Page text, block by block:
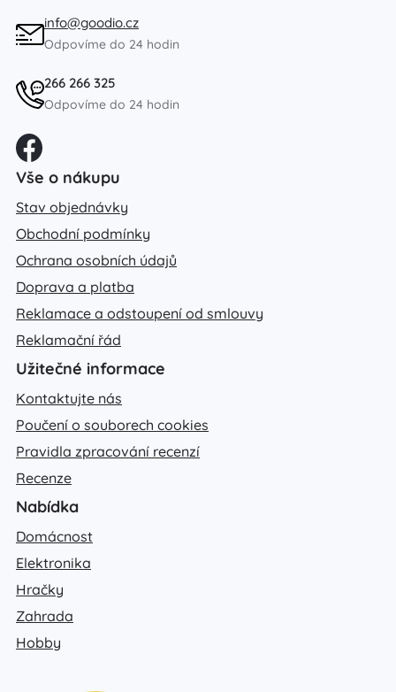
info@goodio.cz
Odpovíme do 24 hodin
266 266 325
Odpovíme do 24 hodin
Vše o nákupu
Stav objednávky
Obchodní podmínky
Ochrana osobních údajů
Doprava a platba
Reklamace a odstoupení od smlouvy
Reklamační řád
Užitečné informace
Kontaktujte nás
Poučení o souborech cookies
Pravidla zpracování recenzí
Recenze
Nabídka
Domácnost
Elektronika
Hračky
Zahrada
Hobby